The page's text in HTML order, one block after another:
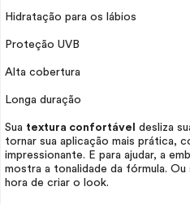
Hidratação para os lábios
Proteção UVB
Alta cobertura
Longa duração
Sua textura confortável
desliza
tornar sua aplicação mais prática,
impressionante. E para ajudar, a
mostra a tonalidade da fórmula.
hora de criar o look.